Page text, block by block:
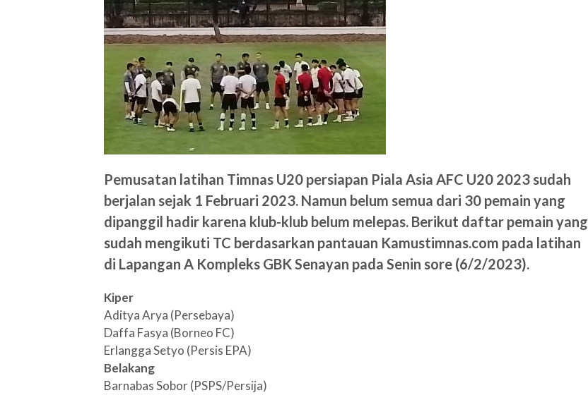
Pemusatan latihan Timnas U20 persiapan Piala Asia AFC U20 2023 sudah
berjalan sejak 1 Februari 2023. Namun belum semua dari 30 pemain yang
dipanggil hadir karena klub-klub belum melepas. Berikut daftar pemain yang
sudah mengikuti TC berdasarkan pantauan Kamustimnas.com pada latihan
di Lapangan A Kompleks GBK Senayan pada Senin sore (6/2/2023).
Kiper
Aditya Arya (Persebaya)
Daffa Fasya (Borneo FC)
Erlangga Setyo (Persis EPA)
Belakang
Barnabas Sobor (PSPS/Persija)